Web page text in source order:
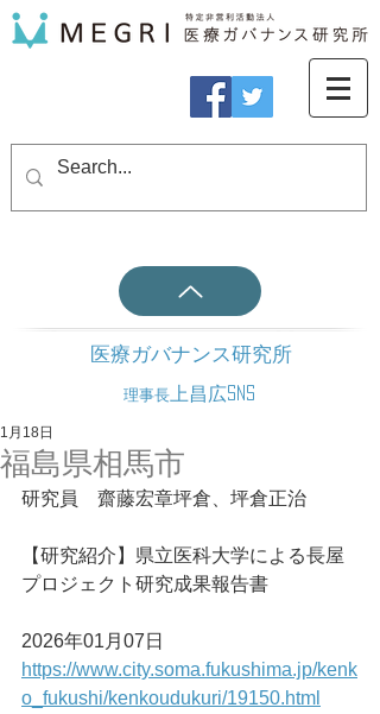
医療ガバナンス研究所
理事長 上昌広SNS
福島県相馬市
1月18日
研究員　齋藤宏章坪倉、坪倉正治
【研究紹介】県立医科大学による長屋
プロジェクト研究成果報告書
2026年01月07日
https://www.city.soma.fukushima.jp/kenk
o_fukushi/kenkoudukuri/19150.html